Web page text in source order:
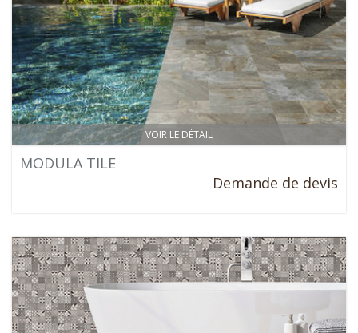
VOIR LE DÉTAIL
MODULA TILE
Demande de devis